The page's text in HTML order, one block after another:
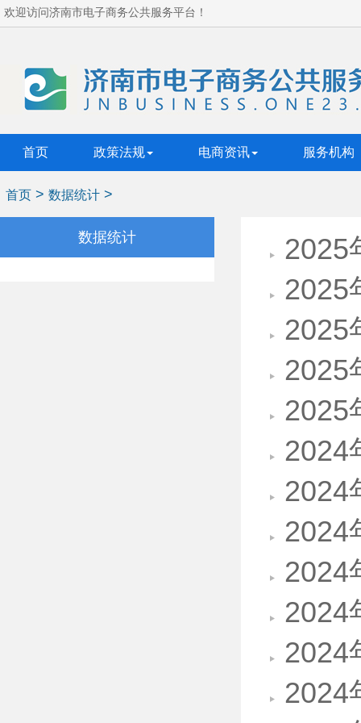
欢迎访问济南市电子商务公共服务平台！
首页 政策法规 电商资讯 服务机构
首页 > 数据统计 >
数据统计
2025
2025
2025
2025
2025
2024
2024
2024
2024
2024
2024
2024